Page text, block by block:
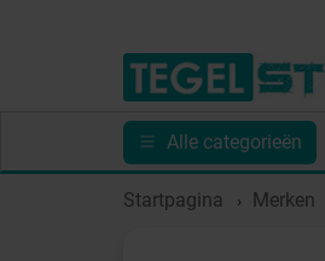
Alle categorieën
Toebehoren Sanitair
Startpagina Merken